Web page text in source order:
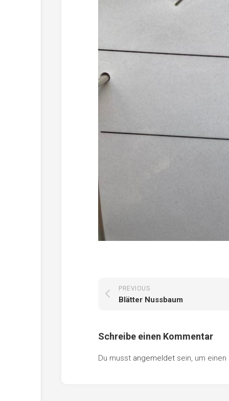
PREVIOUS
Blätter Nussbaum
Schreibe einen Kommentar
Du musst angemeldet sein, um